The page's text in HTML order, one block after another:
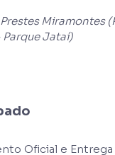
Miramontes
Jataí)
Oficial e